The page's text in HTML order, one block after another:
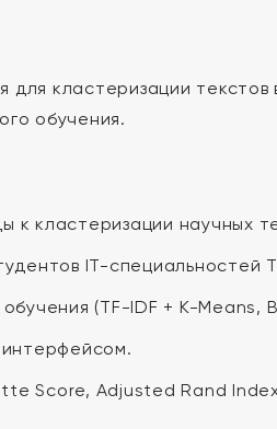
для кластеризации
обучения.
кластеризации научных
IT-специальностей
(TF-IDF + K-Means,
Score, Adjusted Rand